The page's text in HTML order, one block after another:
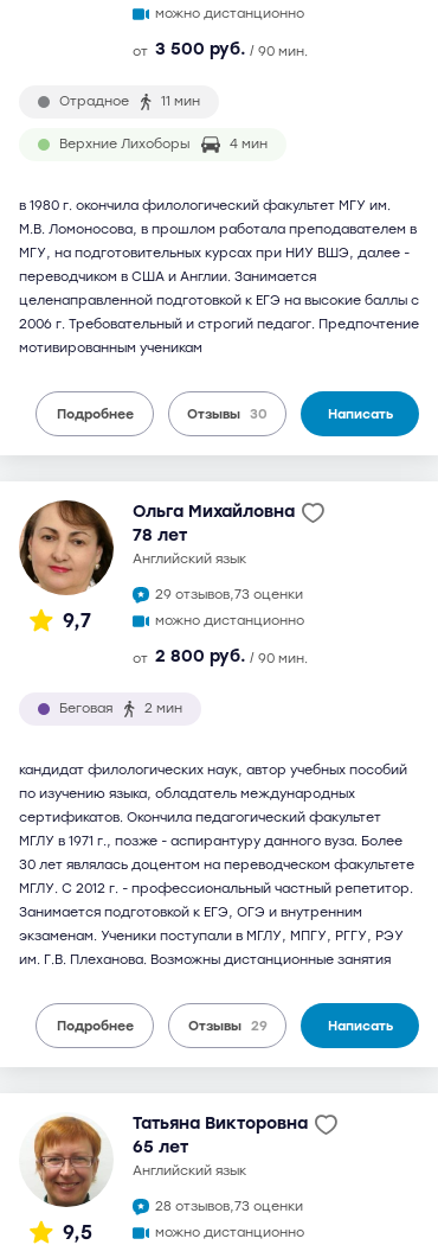
можно дистанционно
от 3 500 руб. / 90 мин.
Отрадное 11 мин
Верхние Лихоборы 4 мин
в 1980 г. окончила филологический факультет МГУ им.
М.В. Ломоносова, в прошлом работала преподавателем в
МГУ, на подготовительных курсах при НИУ ВШЭ, далее -
переводчиком в США и Англии. Занимается
целенаправленной подготовкой к ЕГЭ на высокие баллы с
2006 г. Требовательный и строгий педагог. Предпочтение
мотивированным ученикам
Подробнее Отзывы 30 Написать
9,7
Ольга Михайловна
78 лет
английский язык
29 отзывов,73 оценки
можно дистанционно
от 2 800 руб. / 90 мин.
Беговая 2 мин
кандидат филологических наук, автор учебных пособий
по изучению языка, обладатель международных
сертификатов. Окончила педагогический факультет
МГЛУ в 1971 г., позже - аспирантуру данного вуза. Более
30 лет являлась доцентом на переводческом факультете
МГЛУ. С 2012 г. - профессиональный частный репетитор.
Занимается подготовкой к ЕГЭ, ОГЭ и внутренним
экзаменам. Ученики поступали в МГЛУ, МПГУ, РГГУ, РЭУ
им. Г.В. Плеханова. Возможны дистанционные занятия
Подробнее Отзывы 29 Написать
9,5
Татьяна Викторовна
65 лет
английский язык
28 отзывов,73 оценки
можно дистанционно